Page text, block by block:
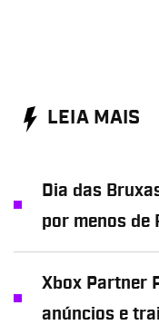
LEIA MAIS
Dia das
por menos de
Xbox Partner
anúncios e